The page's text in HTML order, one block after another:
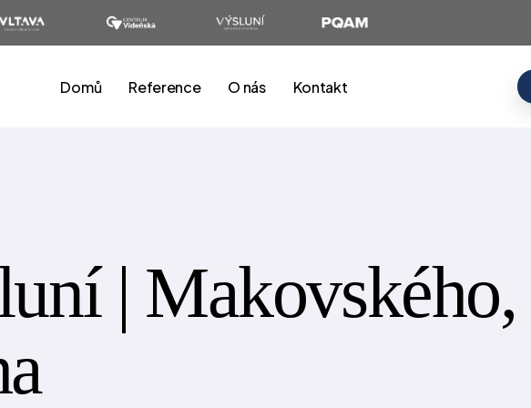
Domů Reference O nás Kontakt
| Makovského,